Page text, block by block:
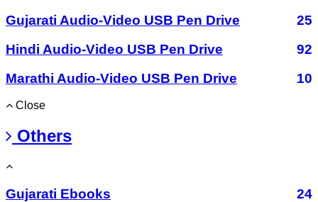
Gujarati Audio-Video USB Pen Drive
25
Hindi Audio-Video USB Pen Drive
92
Marathi Audio-Video USB Pen Drive
10
Close
Others
Gujarati Ebooks
24